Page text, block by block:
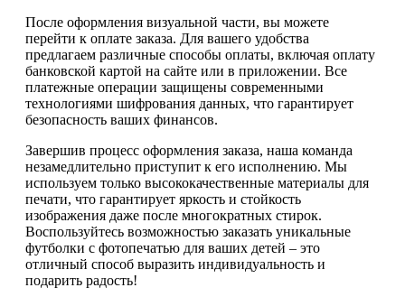
После оформления визуальной части, вы можете
перейти к оплате заказа. Для вашего удобства
предлагаем различные способы оплаты, включая оплату
банковской картой на сайте или в приложении. Все
платежные операции защищены современными
технологиями шифрования данных, что гарантирует
безопасность ваших финансов.
Завершив процесс оформления заказа, наша команда
незамедлительно приступит к его исполнению. Мы
используем только высококачественные материалы для
печати, что гарантирует яркость и стойкость
изображения даже после многократных стирок.
Воспользуйтесь возможностью заказать уникальные
футболки с фотопечатью для ваших детей – это
отличный способ выразить индивидуальность и
подарить радость!